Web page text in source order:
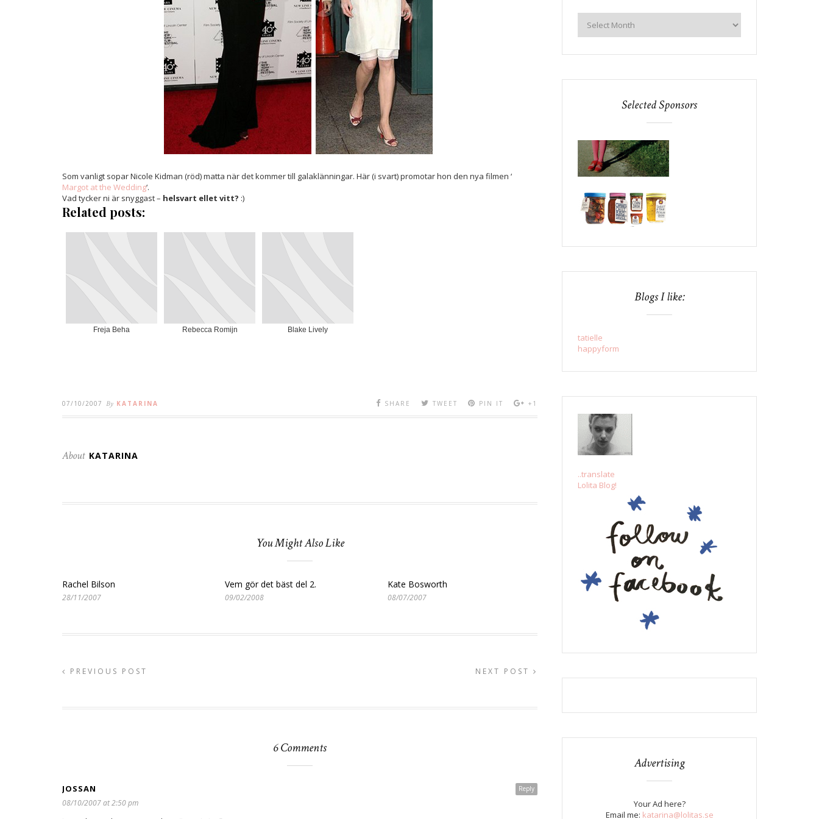
Som vanligt sopar Nicole Kidman (röd) matta när det kommer till galaklänningar. Här (i svart) promotar hon den nya filmen ‘
Margot at the Wedding‘.
Vad tycker ni är snyggast – helsvart ellet vitt? :)
Related posts:
Freja Beha Rebecca Romijn Blake Lively
07/10/2007 By KATARINA SHARE TWEET PIN IT +1
About KATARINA
You Might Also Like
Rachel Bilson
28/11/2007
Vem gör det bäst del 2.
09/02/2008
Kate Bosworth
08/07/2007
PREVIOUS POST NEXT POST
6 Comments
Reply
JOSSAN
08/10/2007 at 2:50 pm
Selected Sponsors
Blogs I like:
tatielle
happyform
..translate
Lolita Blog!
Advertising
Your Ad here?
Email me: katarina@lolitas.se